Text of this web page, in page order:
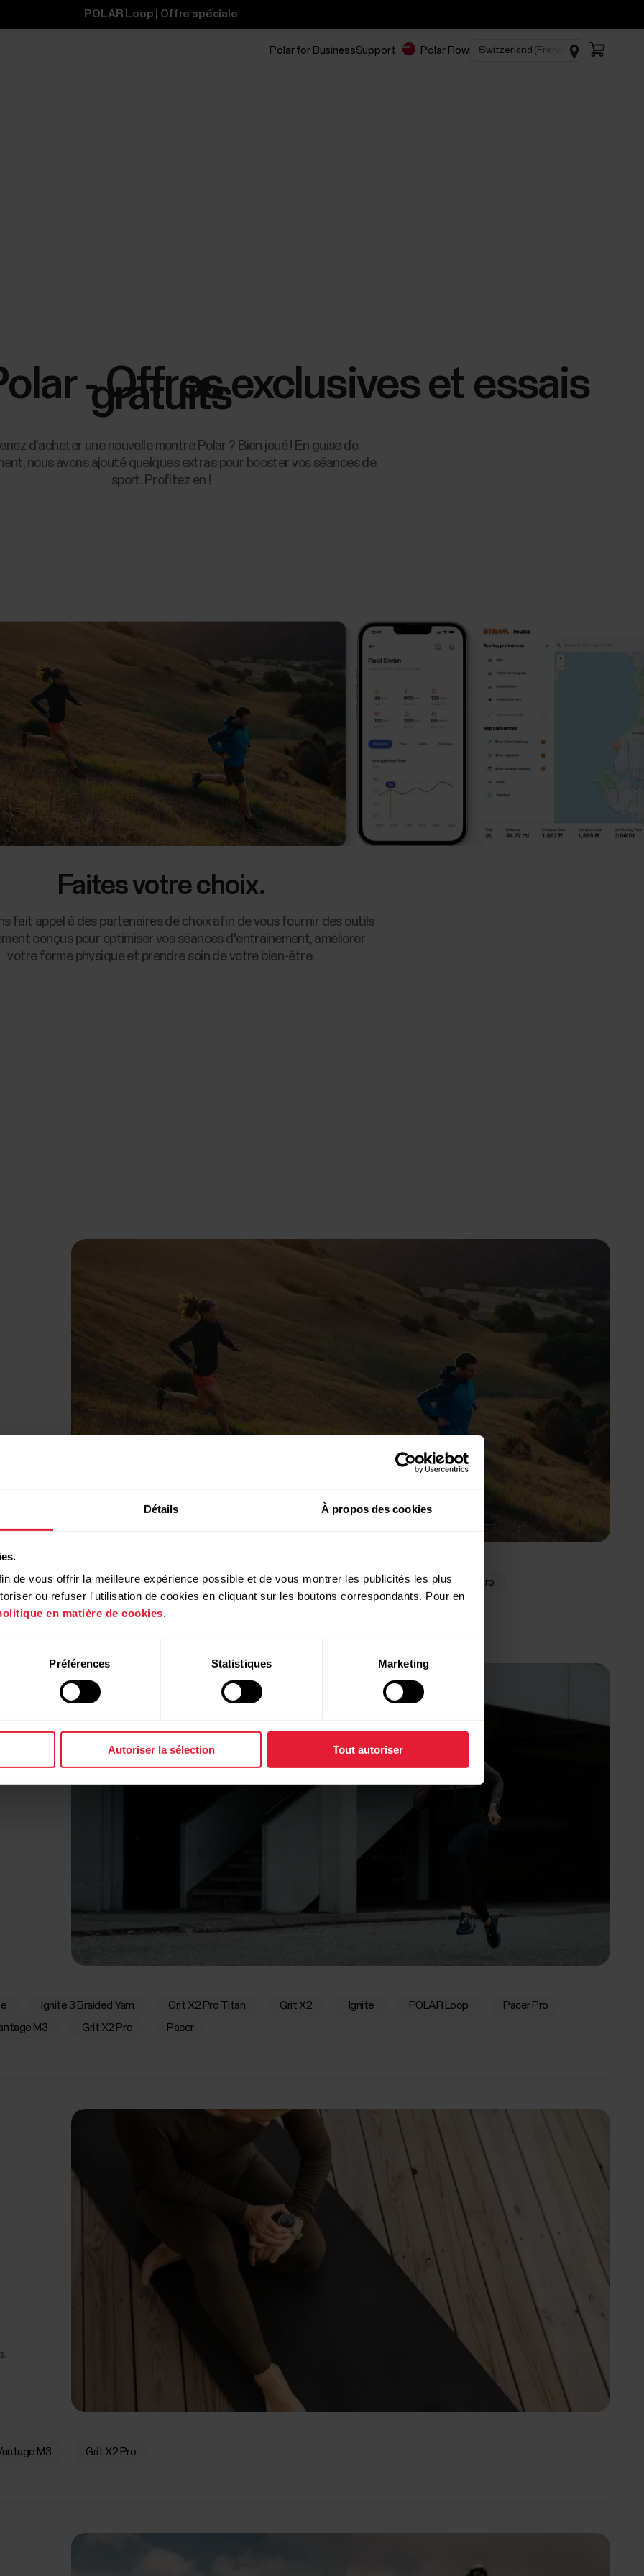
Détails À propos des cookies
de vous offrir la meilleure expérience possible et de vous montrer les publicités les plus
ou refuser l'utilisation de cookies en cliquant sur les boutons correspondants. Pour en
en matière de cookies.
Préférences Statistiques Marketing
Autoriser la sélection Tout autoriser
POLAR Loop | Offre spéciale
Polar for BusinessSupport Polar Flow
- Offres exclusives et essais
gratuits
d'acheter une nouvelle montre Polar ? Bien joué ! En guise de
nous avons ajouté quelques extras pour booster vos séances de
sport. Profitez en !
Faites votre choix.
fait appel à des partenaires de choix afin de vous fournir des outils
conçus pour optimiser vos séances d'entraînement, améliorer
votre forme physique et prendre soin de votre bien-être.
Loop Pacer Pro Vantage V3 POLAR Street X Vantage M3 Grit X2 Pro
Ignite 3 Braided Yarn Grit X2 Pro Titan Grit X2 Ignite POLAR Loop Pacer Pro
M3 Grit X2 Pro Pacer
M3 Grit X2 Pro